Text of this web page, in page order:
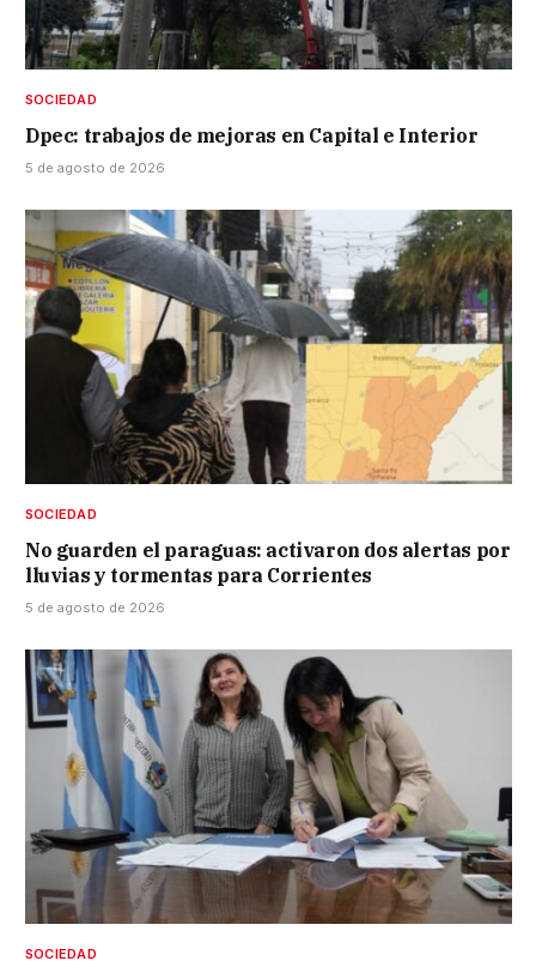
SOCIEDAD
Dpec: trabajos de mejoras en Capital e Interior
5 de agosto de 2026
SOCIEDAD
No guarden el paraguas: activaron dos alertas por
lluvias y tormentas para Corrientes
5 de agosto de 2026
SOCIEDAD